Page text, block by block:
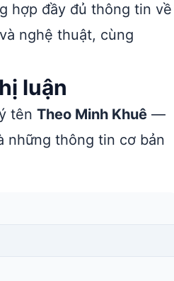
hợp đầy đủ thông tin về
nghệ thuật, cùng
luận
tên Theo Minh Khuê —
những thông tin cơ bản